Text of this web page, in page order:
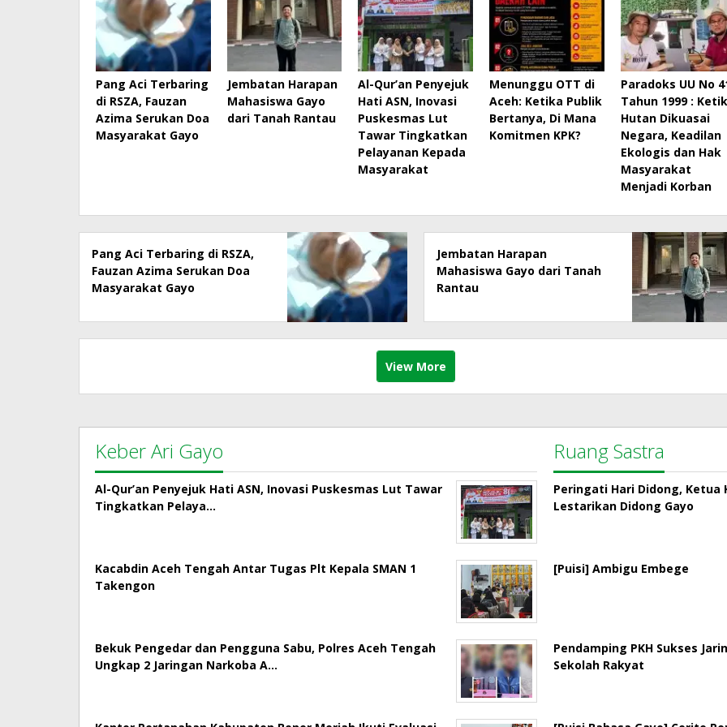
Pang Aci Terbaring
di RSZA, Fauzan
Azima Serukan Doa
Masyarakat Gayo
Jembatan Harapan
Mahasiswa Gayo
dari Tanah Rantau
Al-Qur’an Penyejuk
Hati ASN, Inovasi
Puskesmas Lut
Tawar Tingkatkan
Pelayanan Kepada
Masyarakat
Menunggu OTT di
Aceh: Ketika Publik
Bertanya, Di Mana
Komitmen KPK?
Paradoks UU No
Tahun 1999 :
Hutan Dikuasai
Negara, Keadilan
Ekologis dan Hak
Masyarakat
Menjadi Korban
Pang Aci Terbaring di RSZA,
Fauzan Azima Serukan Doa
Masyarakat Gayo
Jembatan Harapan
Mahasiswa Gayo dari Tanah
Rantau
View More
Keber Ari Gayo
Al-Qur’an Penyejuk Hati ASN, Inovasi Puskesmas Lut Tawar
Tingkatkan Pelaya…
Kacabdin Aceh Tengah Antar Tugas Plt Kepala SMAN 1
Takengon
Bekuk Pengedar dan Pengguna Sabu, Polres Aceh Tengah
Ungkap 2 Jaringan Narkoba A…
Ruang Sastra
Peringati Hari Didong, Ketua
Lestarikan Didong Gayo
[Puisi] Ambigu Embege
Pendamping PKH Sukses
Sekolah Rakyat